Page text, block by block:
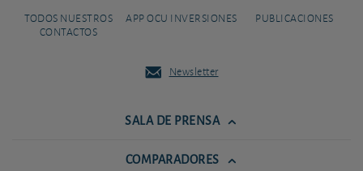
TODOS NUESTROS
CONTACTOS
APP OCU INVERSIONES PUBLICACIONES
Newsletter
SALA DE PRENSA
COMPARADORES